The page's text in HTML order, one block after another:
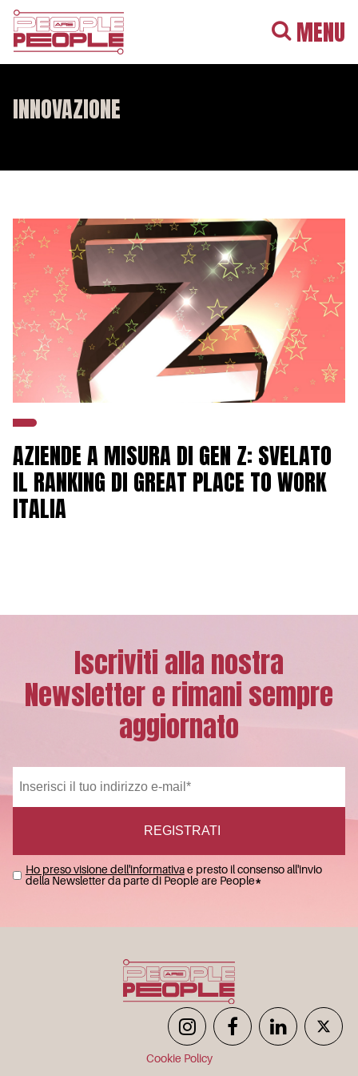
MENU
INNOVAZIONE
AZIENDE A MISURA DI GEN Z: SVELATO
IL RANKING DI GREAT PLACE TO WORK
ITALIA
Iscriviti alla nostra
Newsletter e rimani sempre
aggiornato
Ho preso visione dell'informativae presto il consenso all'invio
della Newsletter da parte di People are People*
Cookie Policy